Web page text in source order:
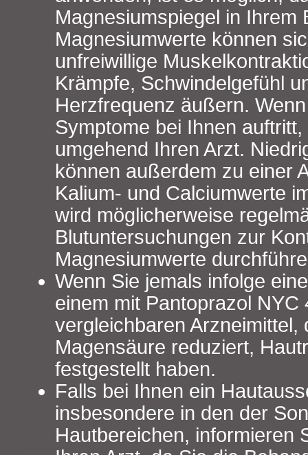
Magnesiumspiegel in Ihrem
Magnesiumwerte können
unfreiwillige
Krämpfe, Schwindelgefühl
Herzfrequenz äußern.
Symptome bei Ihnen
umgehend Ihren Arzt.
können außerdem zu einer
Kalium- und Calciumwerte
wird möglicherweise
Blutuntersuchungen zur
Magnesiumwerte
Wenn Sie jemals infolge
einem mit Pantoprazol NYC
vergleichbaren Arzneimittel,
Magensäure reduziert,
festgestellt haben.
Falls bei Ihnen ein
insbesondere in den der
Hautbereichen, informieren